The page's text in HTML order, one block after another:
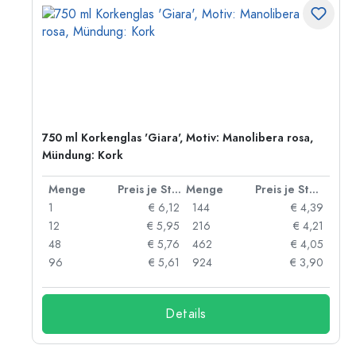
750 ml Korkenglas 'Giara', Motiv: Manolibera rosa,
Mündung: Kork
Menge Preis je Stück Menge
Preis je Stück
1
€ 6,12
12
€ 5,95
48
€ 5,76
96
€ 5,61
144
€ 4,39
216
€ 4,21
462
€ 4,05
924
€ 3,90
Details